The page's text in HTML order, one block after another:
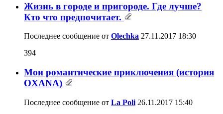
Жизнь в городе и пригороде. Где лучше?
Кто что предпочитает.
Последнее сообщение от Olechka 27.11.2017 18:30
394
Мои романтические приключения (история
OXANA)
Последнее сообщение от La Poli 26.11.2017 15:40